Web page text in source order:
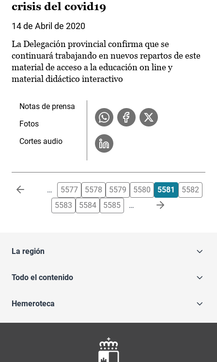
crisis del covid19
14 de Abril de 2020
La Delegación provincial confirma que se
continuará trabajando en nuevos repartos de este
material de acceso a la educación on line y
material didáctico interactivo
Notas de prensa
Fotos
Cortes audio
Paginación … 5577 5578 5579 5580 5581
5582
5583
5584 5585 …
La región
Todo el contenido
Hemeroteca